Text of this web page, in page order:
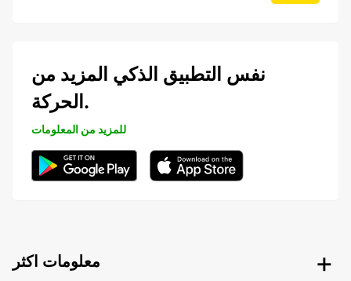
نفس التطبيق الذكي المزيد من
الحركة.
للمزيد من المعلومات
معلومات اكثر